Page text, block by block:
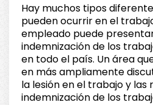
Hay muchos tipos
pueden ocurrir en el
empleado puede
indemnización de los
en todo el país. Un área
en más ampliamente
la lesión en el trabajo y
indemnización de los